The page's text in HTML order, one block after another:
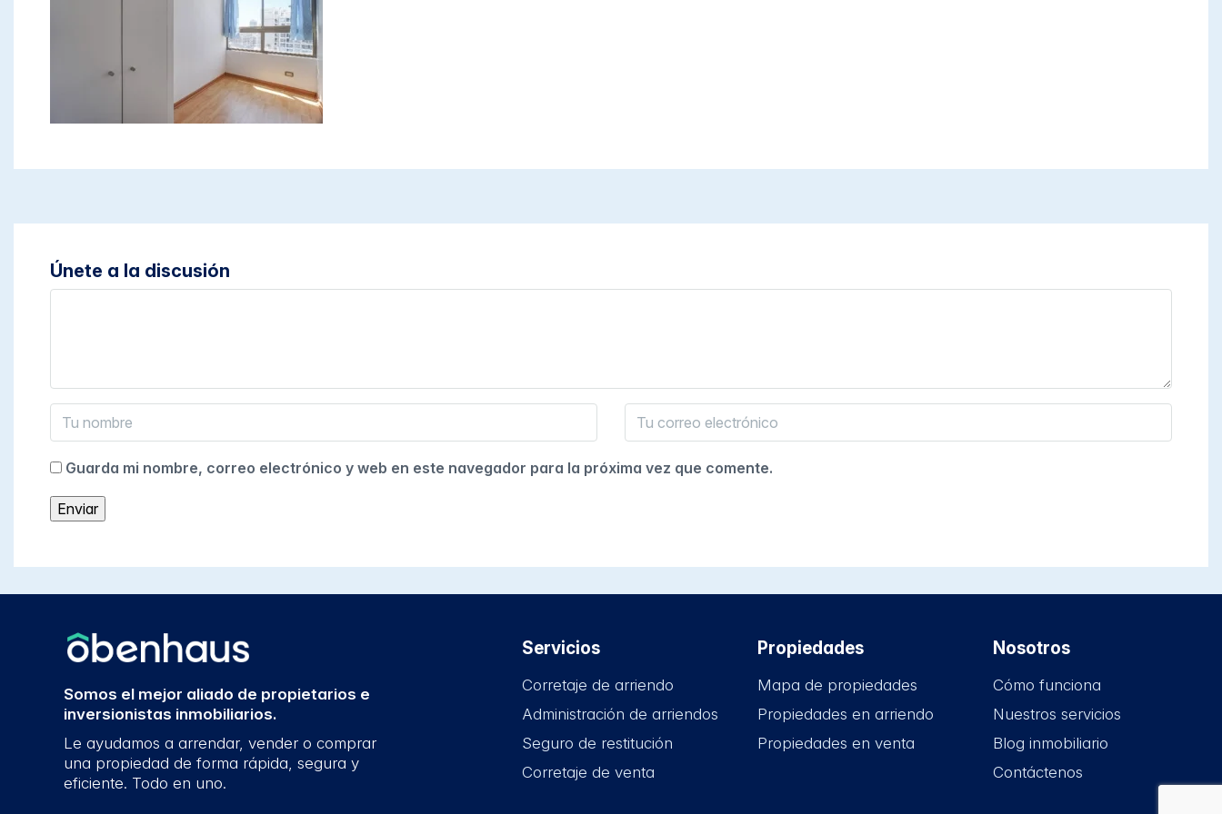
Únete a la discusión
Guarda mi nombre, correo electrónico y web en este navegador para la próxima vez que comente.
Somos el mejor aliado de propietarios e
inversionistas inmobiliarios.
Le ayudamos a arrendar, vender o comprar
una propiedad de forma rápida, segura y
eficiente. Todo en uno.
Servicios
Corretaje de arriendo
Administración de arriendos
Seguro de restitución
Corretaje de venta
Propiedades
Mapa de propiedades
Propiedades en arriendo
Propiedades en venta
Nosotros
Cómo funciona
Nuestros servicios
Blog inmobiliario
Contáctenos